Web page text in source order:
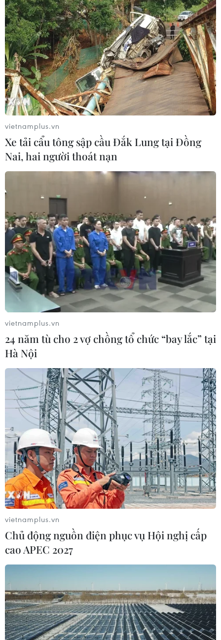
vietnamplus.vn
Xe tải cẩu tông sập cầu Đắk Lung tại Đồng
Nai, hai người thoát nạn
vietnamplus.vn
24 năm tù cho 2 vợ chồng tổ chức “bay lắc” tại
Hà Nội
vietnamplus.vn
Chủ động nguồn điện phục vụ Hội nghị cấp
cao APEC 2027